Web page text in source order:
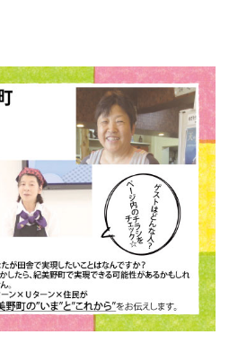
市町村を探す
移住者インタビュー
地域おこし協力隊